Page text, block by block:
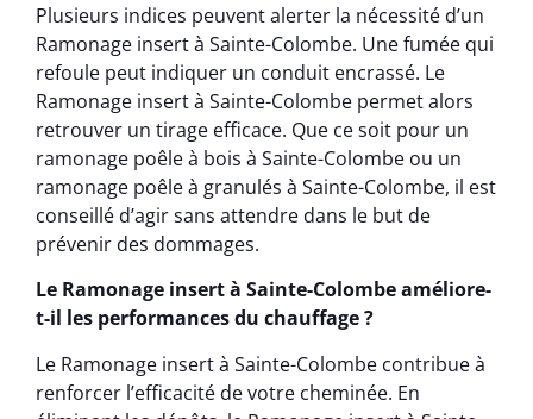
Plusieurs indices peuvent alerter la nécessité d’un
Ramonage insert à Sainte-Colombe. Une fumée qui
refoule peut indiquer un conduit encrassé. Le
Ramonage insert à Sainte-Colombe permet alors
retrouver un tirage efficace. Que ce soit pour un
ramonage poêle à bois à Sainte-Colombe ou un
ramonage poêle à granulés à Sainte-Colombe, il est
conseillé d’agir sans attendre dans le but de
prévenir des dommages.
Le Ramonage insert à Sainte-Colombe améliore-
t-il les performances du chauffage ?
Le Ramonage insert à Sainte-Colombe contribue à
renforcer l’efficacité de votre cheminée. En